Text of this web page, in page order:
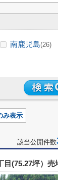
南鹿児島(26)
み表示
該当公開件数
目(75.27坪）売